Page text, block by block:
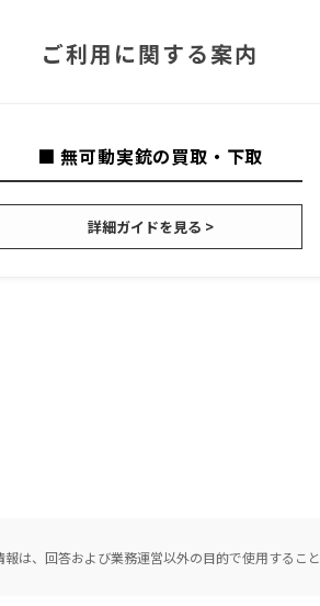
ご利用に関する案内
■ 無可動実銃の買取・下取
詳細ガイドを見る >
は、回答および業務運営以外の目的で使用すること